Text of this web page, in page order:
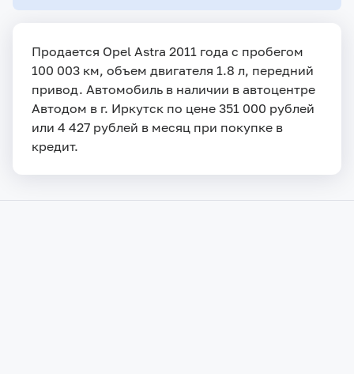
Продается Opel Astra 2011 года с пробегом
100 003 км, объем двигателя 1.8 л, передний
привод. Автомобиль в наличии в автоцентре
Автодом в г. Иркутск по цене 351 000 рублей
или 4 427 рублей в месяц при покупке в
кредит.